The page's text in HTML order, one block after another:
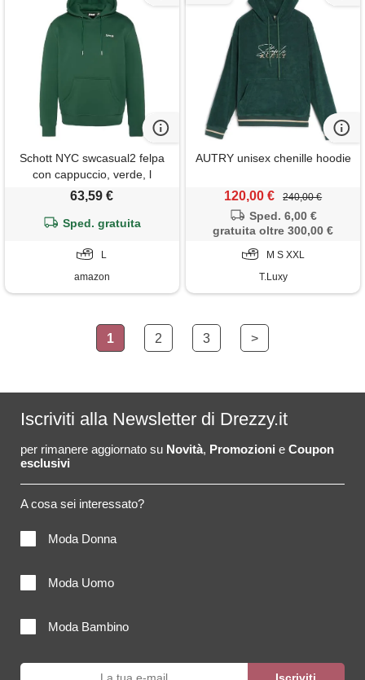
Schott NYC swcasual2 felpa
con cappuccio, verde, l
unisex-adulto
63,59 €
Sped. gratuita
L
amazon
AUTRY unisex chenille hoodie
120,00 € 240,00 €
Sped. 6,00 €
gratuita oltre 300,00 €
M S XXL
T.Luxy
1 2 3 >
Iscriviti alla Newsletter di Drezzy.it
per rimanere aggiornato su Novità, Promozioni e Coupon
esclusivi
A cosa sei interessato?
Moda Donna
Moda Uomo
Moda Bambino